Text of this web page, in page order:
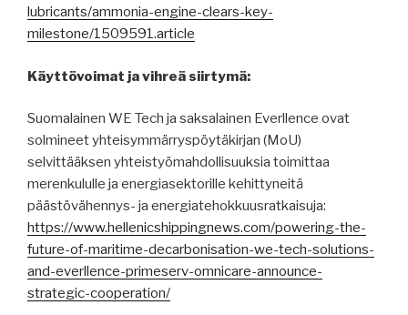
lubricants/ammonia-engine-clears-key-
milestone/1509591.article
Käyttövoimat ja vihreä siirtymä:
Suomalainen WE Tech ja saksalainen Everllence ovat
solmineet yhteisymmärryspöytäkirjan (MoU)
selvittääksen yhteistyömahdollisuuksia toimittaa
merenkululle ja energiasektorille kehittyneitä
päästövähennys- ja energiatehokkuusratkaisuja:
https://www.hellenicshippingnews.com/powering-the-
future-of-maritime-decarbonisation-we-tech-solutions-
and-everllence-primeserv-omnicare-announce-
strategic-cooperation/